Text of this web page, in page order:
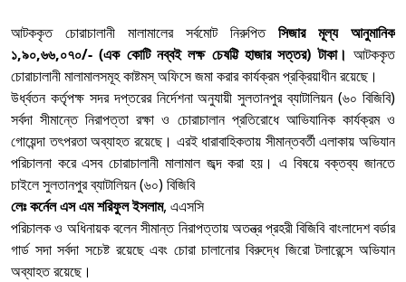
আটককৃত চোরাচালানী মালামালের সর্বমোট নিরুপিত সিজার মূল্য আনুমানিক
১,৯০,৬৬,০৭০/- (এক কোটি নব্বই লক্ষ চেষট্টি হাজার সত্তর) টাকা। আটককৃত
চোরাচালানী মালামালসমূহ কাষ্টমস্ অফিসে জমা করার কার্যক্রম প্রক্রিয়াধীন রয়েছে।
উর্ধ্বতন কর্তৃপক্ষ সদর দপ্তরের নির্দেশনা অনুযায়ী সুলতানপুর ব্যাটালিয়ন (৬০ বিজিবি)
সর্বদা সীমান্তে নিরাপত্তা রক্ষা ও চোরাচালান প্রতিরোধে আভিযানিক কার্যক্রম ও
গোয়েন্দা তৎপরতা অব্যাহত রয়েছে। এরই ধারাবাহিকতায় সীমান্তবর্তী এলাকায় অভিযান
পরিচালনা করে এসব চোরাচালানী মালামাল জব্দ করা হয়। এ বিষয়ে বক্তব্য জানতে
চাইলে সুলতানপুর ব্যাটালিয়ন (৬০) বিজিবি
লেঃ কর্নেল এস এম শরিফুল ইসলাম, এএসসি
পরিচালক ও অধিনায়ক বলেন সীমান্ত নিরাপত্তায় অতন্ত্র প্রহরী বিজিবি বাংলাদেশ বর্ডার
গার্ড সদা সর্বদা সচেষ্ট রয়েছে এবং চোরা চালানোর বিরুদ্ধে জিরো টলারেন্সে অভিযান
অব্যাহত রয়েছে।